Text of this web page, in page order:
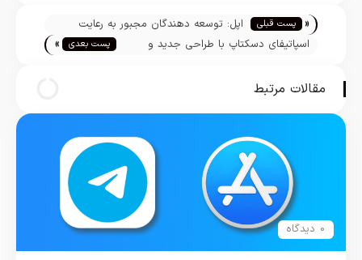
تیم تحریریه « پست قبلی
اپل: توسعه دهندگان مجبور به رعایت
قوانین و محدودیت‌های اپ استور ندارند
اسپاتیفای دسکتاپ با طراحی جدید و
پست بعدی »
مقالات مرتبط
0 دیدگاه